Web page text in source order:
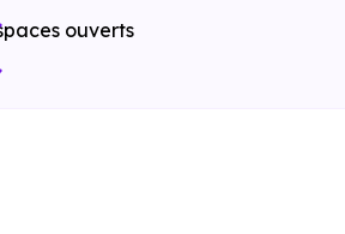
ouverts